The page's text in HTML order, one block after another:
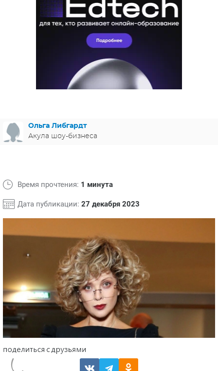
МЕЛОДРАМЫ
СВЕТСКИЕ НОВОСТИ
СПОЙЛЕРЫ ИЗ СЕРИАЛОВ
Ольга Либгардт
Акула шоу-бизнеса
Время прочтения: 1 минута
Дата публикации: 27 декабря 2023